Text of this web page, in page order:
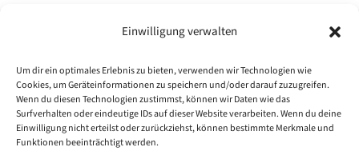
Einwilligung verwalten
Um dir ein optimales Erlebnis zu bieten, verwenden wir Technologien wie
Cookies, um Geräteinformationen zu speichern und/oder darauf zuzugreifen.
Wenn du diesen Technologien zustimmst, können wir Daten wie das
Surfverhalten oder eindeutige IDs auf dieser Website verarbeiten. Wenn du deine
Einwilligung nicht erteilst oder zurückziehst, können bestimmte Merkmale und
Funktionen beeinträchtigt werden.
Archiv
Kategorien